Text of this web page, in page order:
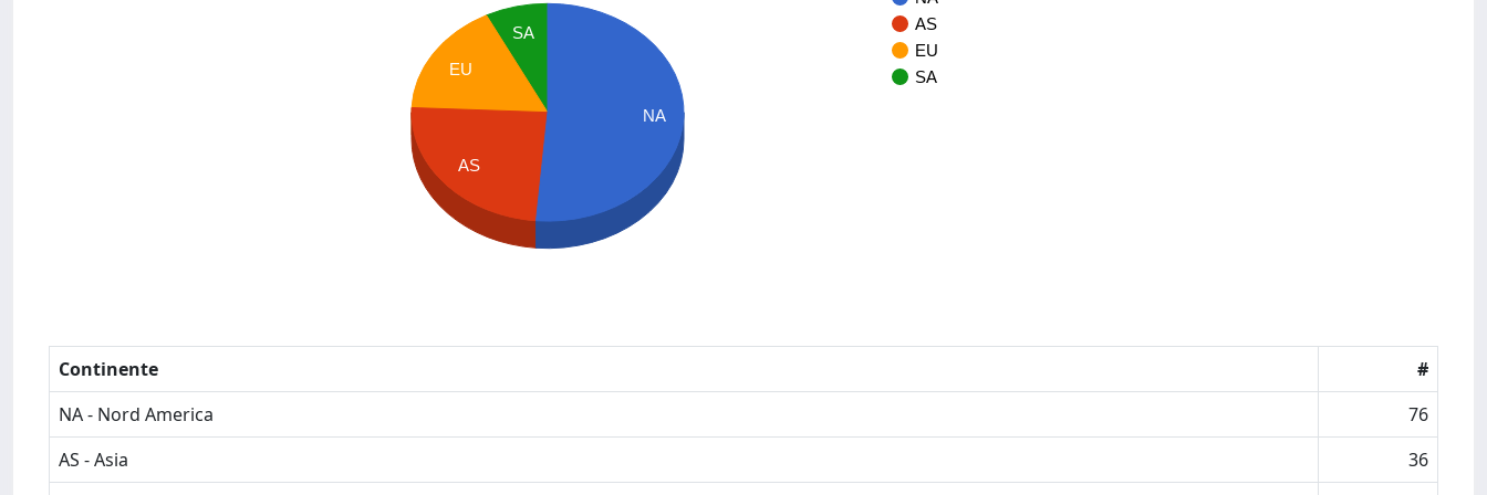
AS
EU
SA
SA
EU
AS
NA
Continente
#
NA - Nord America
76
AS - Asia
36